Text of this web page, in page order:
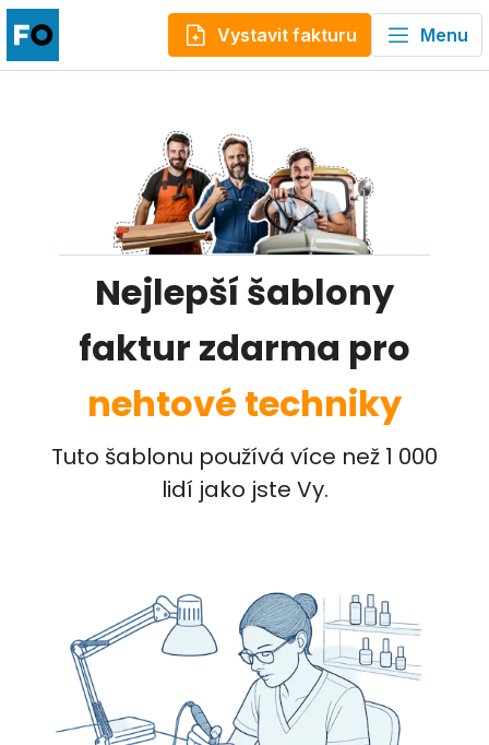
Vystavit fakturu Menu
Nejlepší šablony
faktur zdarma pro
nehtové techniky
Tuto šablonu používá více než 1 000
lidí jako jste Vy.